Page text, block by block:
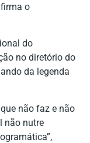
o
do
no diretório do
da legenda
não faz e não
não nutre